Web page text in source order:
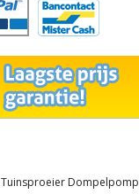
Tuinsproeier Dompelpomp